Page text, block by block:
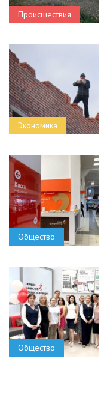
Происшествия
Экономика
Общество
Общество